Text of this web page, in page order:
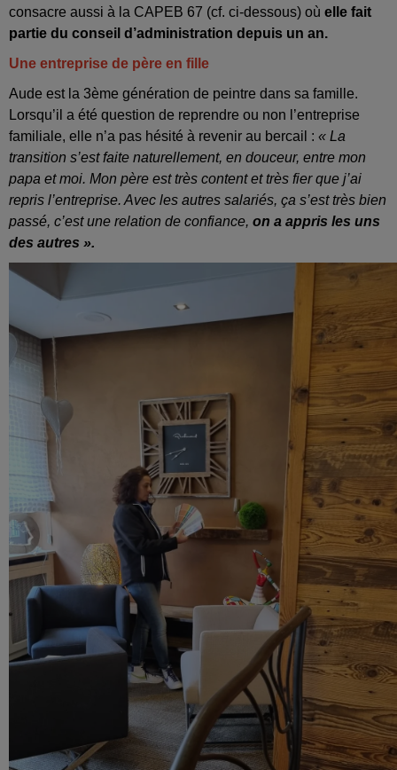
consacre aussi à la CAPEB 67 (cf. ci-dessous) où elle fait
partie du conseil d’administration depuis un an.
Une entreprise de père en fille
Aude est la 3ème génération de peintre dans sa famille.
Lorsqu’il a été question de reprendre ou non l’entreprise
familiale, elle n’a pas hésité à revenir au bercail : « La
transition s’est faite naturellement, en douceur, entre mon
papa et moi. Mon père est très content et très fier que j’ai
repris l’entreprise. Avec les autres salariés, ça s’est très bien
passé, c’est une relation de confiance, on a appris les uns
des autres ».